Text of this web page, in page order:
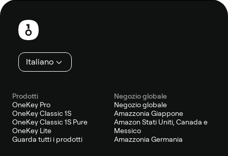
Piè
pagina
Italiano
Prodotti
OneKey Pro
OneKey Classic 1S
OneKey Classic 1S Pure
OneKey Lite
Guarda tutti i prodotti
Negozio globale
Negozio globale
Amazzonia Giappone
Amazon Stati Uniti, Canada e
Messico
Amazzonia Germania